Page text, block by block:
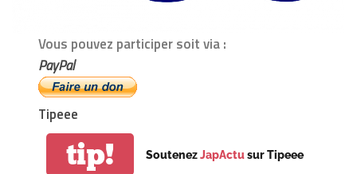
Vous pouvez participer soit via :
PayPal
Tipeee
tip! SoutenezJapActusur Tipeee